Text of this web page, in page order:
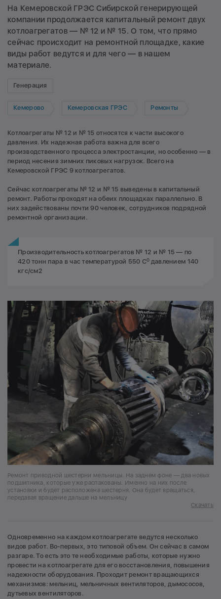
На Кемеровской ГРЭС Сибирской генерирующей
компании продолжается капитальный ремонт двух
котлоагрегатов — № 12 и № 15. О том, что прямо
сейчас происходит на ремонтной площадке, какие
виды работ ведутся и для чего — в нашем
материале.
Генерация
Кемерово Кемеровская ГРЭС Ремонты
Котлоагрегаты № 12 и № 15 относятся к части высокого
давления. Их надежная работа важна для всего
производственного процесса электростанции, но особенно — в
период несения зимних пиковых нагрузок. Всего на
Кемеровской ГРЭС 9 котлоагрегатов.
Сейчас котлоагрегаты № 12 и № 15 выведены в капитальный
ремонт. Работы проходят на обеих площадках параллельно. В
них задействованы почти 90 человек, сотрудников подрядной
ремонтной организации.
Производительность котлоагрегатов № 12 и № 15 — по
420 тонн пара в час температурой 550 С0 давлением 140
кгс/см2
Ремонт приводной шестерни мельницы. На заднем фоне — два новых
подшипника, которые уже распакованы. Именно на них после
установки и будет расположена шестерня. Она будет вращаться,
передавая вращение дальше на мельницу
Скачать
Одновременно на каждом котлоагрегате ведутся несколько
видов работ. Во-первых, это типовой объем. Он сейчас в самом
разгаре. То есть это те необходимые работы, которые нужно
провести на котлоагрегате для его восстановления, повышения
надежности оборудования. Проходит ремонт вращающихся
механизмов: мельниц, мельничных вентиляторов, дымососов,
дутьевых вентиляторов.